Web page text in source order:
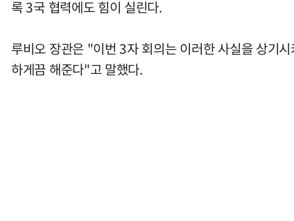
록 3국 협력에도 힘이 실린다.
루비오 장관은 "이번 3자 회의는 이러한 사실을 상기
하게끔 해준다"고 말했다.